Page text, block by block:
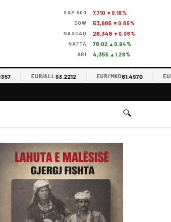
S&P 500 7,710 ▼0.18%
DOW 53,885 ▼0.85%
NASDAQ 26,348 ▼0.06%
NAFTA 78.02 ▲0.94%
ARI 4,355 ▲1.28%
EUR/ALL93.2212 EUR/MKD61.4970 EUR/
🔍